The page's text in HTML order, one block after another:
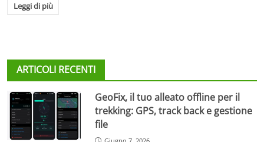
Leggi di più
ARTICOLI RECENTI
GeoFix, il tuo alleato offline per il
trekking: GPS, track back e gestione
file